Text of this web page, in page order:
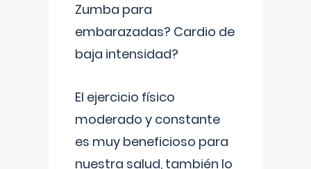
Zumba para
embarazadas? Cardio de
baja intensidad?
El ejercicio físico
moderado y constante
es muy beneficioso para
nuestra salud, también lo